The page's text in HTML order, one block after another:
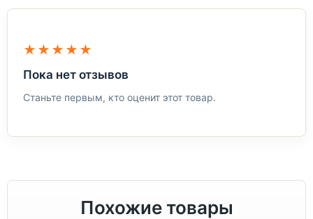
★★★★★
Пока нет отзывов
Станьте первым, кто оценит этот товар.
Похожие товары